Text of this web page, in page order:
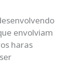
envolviam
haras